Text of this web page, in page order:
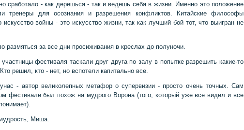
сработало - как дерешься - так и ведешь себя в жизни. Именно это положение
тренеры для осознания и разрешения конфликтов. Китайские философы
искусство войны - это искусство жизни, так как лучший бой тот, что выигран не
размяться за все дни просиживания в креслах до полуночи.
фестиваля таскали друг друга по залу в попытке разрешить какие-то
решил, кто - нет, но вспотели капитально все.
- автор великолепных метафор о супервизии - просто очень точных. Сам
фестивале был похож на мудрого Ворона (того, который уже все видел и все
Миша.